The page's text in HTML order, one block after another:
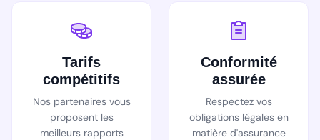
Tarifs
compétitifs
Nos partenaires vous
proposent les
meilleurs rapports
Conformité
assurée
Respectez vos
obligations légales en
matière d'assurance